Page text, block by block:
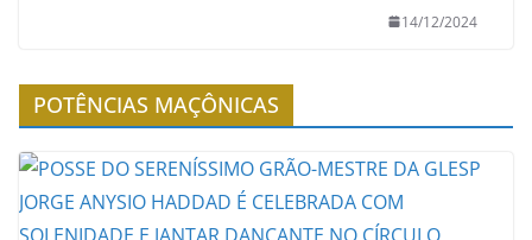
14/12/2024
POTÊNCIAS MAÇÔNICAS